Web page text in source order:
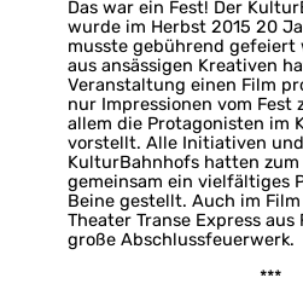
Das war ein Fest! Der
wurde im Herbst 2015 20
musste gebührend gefeiert
aus ansässigen Kreativen
Veranstaltung einen Film
nur Impressionen vom Fest
allem die Protagonisten im
vorstellt. Alle Initiativen
KulturBahnhofs hatten zum
gemeinsam ein vielfältiges
Beine gestellt. Auch im
Theater Transe Express
große Abschlussfeuerwerk.
***